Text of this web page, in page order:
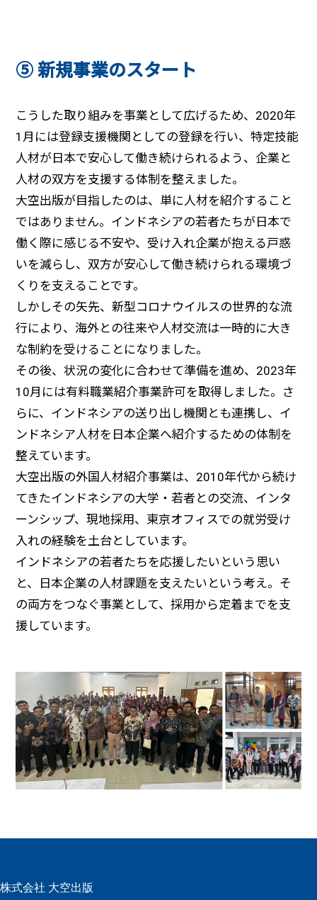
⑤ 新規事業のスタート
こうした取り組みを事業として広げるため、2020年
1月には登録支援機関としての登録を行い、特定技能
人材が日本で安心して働き続けられるよう、企業と
人材の双方を支援する体制を整えました。
大空出版が目指したのは、単に人材を紹介すること
ではありません。インドネシアの若者たちが日本で
働く際に感じる不安や、受け入れ企業が抱える戸惑
いを減らし、双方が安心して働き続けられる環境づ
くりを支えることです。
しかしその矢先、新型コロナウイルスの世界的な流
行により、海外との往来や人材交流は一時的に大き
な制約を受けることになりました。
その後、状況の変化に合わせて準備を進め、2023年
10月には有料職業紹介事業許可を取得しました。さ
らに、インドネシアの送り出し機関とも連携し、イ
ンドネシア人材を日本企業へ紹介するための体制を
整えています。
大空出版の外国人材紹介事業は、2010年代から続け
てきたインドネシアの大学・若者との交流、インタ
ーンシップ、現地採用、東京オフィスでの就労受け
入れの経験を土台としています。
インドネシアの若者たちを応援したいという思い
と、日本企業の人材課題を支えたいという考え。そ
の両方をつなぐ事業として、採用から定着までを支
援しています。
株式会社 大空出版